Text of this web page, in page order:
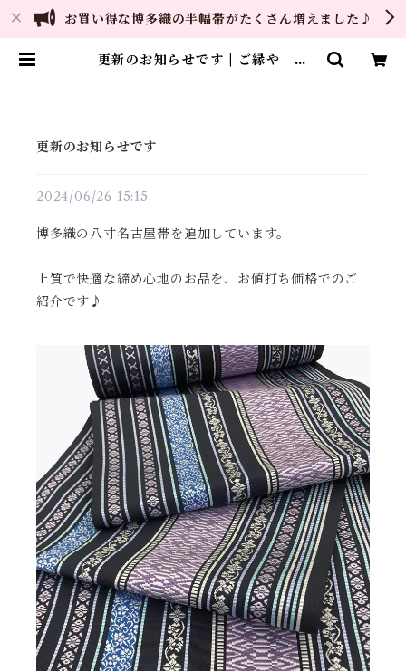
お買い得な博多織の半幅帯がたくさん増えました♪
更新のお知らせです | ご縁や 着
更新のお知らせです
2024/06/26 15:15
博多織の八寸名古屋帯を追加しています。
上質で快適な締め心地のお品を、お値打ち価格でのご
紹介です♪